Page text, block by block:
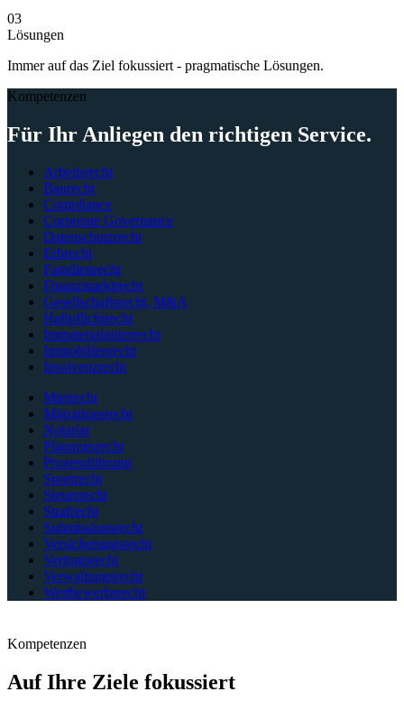
03
Lösungen
Immer auf das Ziel fokussiert - pragmatische Lösungen.
Kompetenzen
Für Ihr Anliegen den richtigen Service.
Arbeitsrecht
Baurecht
Compliance
Corporate Governance
Datenschutzrecht
Erbrecht
Familienrecht
Finanzmarktrecht
Gesellschaftsrecht, M&A
Haftpflichtrecht
Immaterialgüterrecht
Immobilienrecht
Insolvenzrecht
Mietrecht
Migrationsrecht
Notariat
Planungsrecht
Prozessführung
Sportrecht
Steuerrecht
Strafrecht
Submissionsrecht
Versicherungsrecht
Vertragsrecht
Verwaltungsrecht
Wettbewerbsrecht
Kompetenzen
Auf Ihre Ziele fokussiert